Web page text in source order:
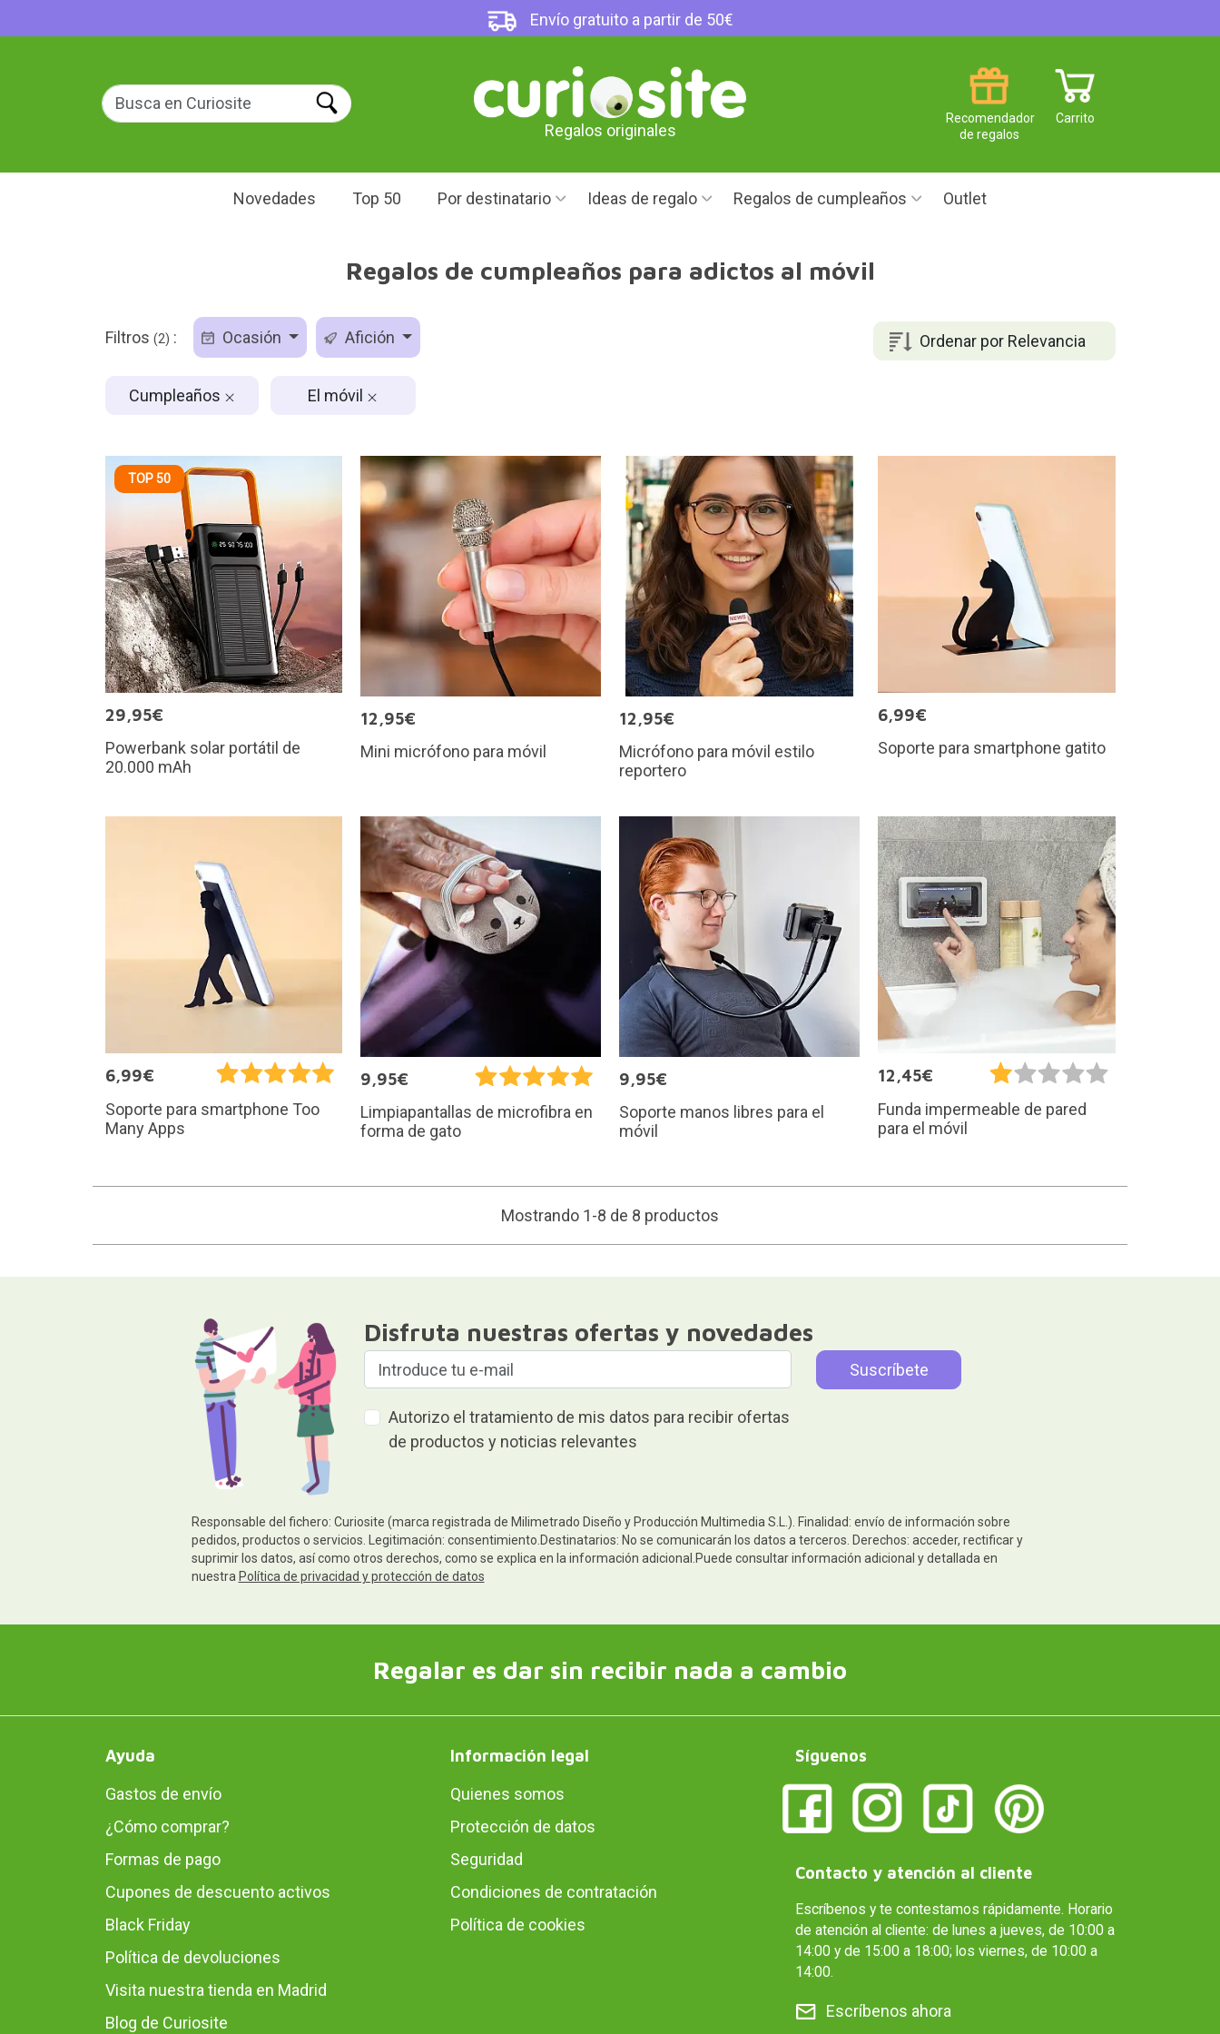
Envío gratuito a partir de 50€
Regalos originales
Carrito
Recomendador
de regalos
Novedades Top 50 Por destinatario Ideas de regalo Regalos de cumpleaños Outlet
Regalos de cumpleaños para adictos al móvil
Ordenar por Relevancia
Filtros (2) : Ocasión Afición
Cumpleaños El móvil
TOP 50
29,95€
Powerbank solar portátil de
20.000 mAh
12,95€
Mini micrófono para móvil
12,95€
Micrófono para móvil estilo
reportero
6,99€
Soporte para smartphone gatito
6,99€
Soporte para smartphone Too
Many Apps
9,95€
Limpiapantallas de microfibra en
forma de gato
9,95€
Soporte manos libres para el
móvil
12,45€
Funda impermeable de pared
para el móvil
Mostrando 1-8 de 8 productos
Disfruta nuestras ofertas y novedades
Autorizo el tratamiento de mis datos para recibir ofertas
de productos y noticias relevantes
Responsable del fichero: Curiosite (marca registrada de Milimetrado Diseño y Producción Multimedia S.L.). Finalidad: envío de información sobre
pedidos, productos o servicios. Legitimación: consentimiento.Destinatarios: No se comunicarán los datos a terceros. Derechos: acceder, rectificar y
suprimir los datos, así como otros derechos, como se explica en la información adicional.Puede consultar información adicional y detallada en
nuestra Política de privacidad y protección de datos
Regalar es dar sin recibir nada a cambio
Ayuda
Gastos de envío
¿Cómo comprar?
Formas de pago
Cupones de descuento activos
Black Friday
Política de devoluciones
Visita nuestra tienda en Madrid
Blog de Curiosite
Información legal
Quienes somos
Protección de datos
Seguridad
Condiciones de contratación
Política de cookies
Síguenos
Contacto y atención al cliente
Escríbenos y te contestamos rápidamente. Horario
de atención al cliente: de lunes a jueves, de 10:00 a
14:00 y de 15:00 a 18:00; los viernes, de 10:00 a
14:00.
Escríbenos ahora